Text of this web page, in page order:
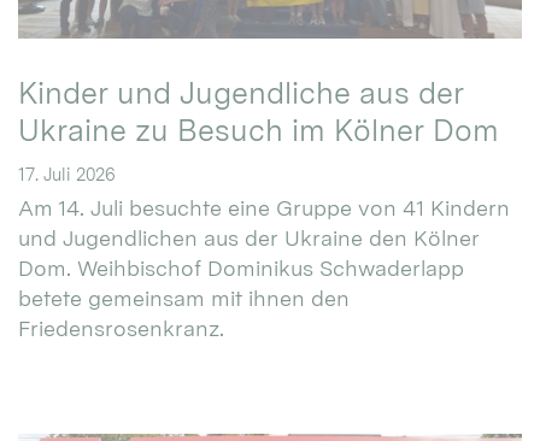
Kinder und Jugendliche aus der
Ukraine zu Besuch im Kölner Dom
17. Juli 2026
Am 14. Juli besuchte eine Gruppe von 41 Kindern
und Jugendlichen aus der Ukraine den Kölner
Dom. Weihbischof Dominikus Schwaderlapp
betete gemeinsam mit ihnen den
Friedensrosenkranz.